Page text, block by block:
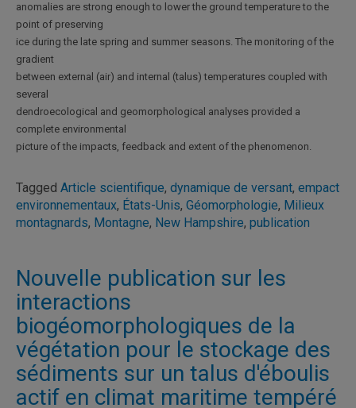
anomalies are strong enough to lower the ground temperature to the
point of preserving
ice during the late spring and summer seasons. The monitoring of the
gradient
between external (air) and internal (talus) temperatures coupled with
several
dendroecological and geomorphological analyses provided a
complete environmental
picture of the impacts, feedback and extent of the phenomenon.
Tagged Article scientifique, dynamique de versant, empact
environnementaux, États-Unis, Géomorphologie, Milieux
montagnards, Montagne, New Hampshire, publication
Nouvelle publication sur les
interactions
biogéomorphologiques de la
végétation pour le stockage des
sédiments sur un talus d'éboulis
actif en climat maritime tempéré